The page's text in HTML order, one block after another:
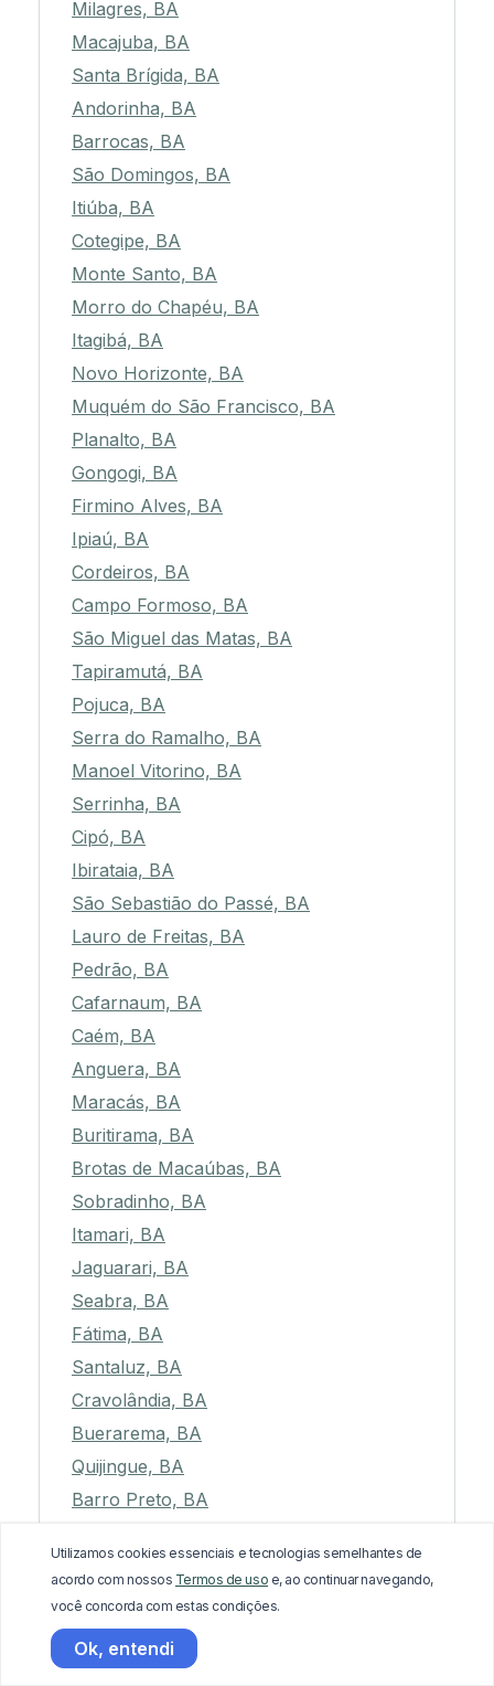
Milagres, BA
Macajuba, BA
Santa Brígida, BA
Andorinha, BA
Barrocas, BA
São Domingos, BA
Itiúba, BA
Cotegipe, BA
Monte Santo, BA
Morro do Chapéu, BA
Itagibá, BA
Novo Horizonte, BA
Muquém do São Francisco, BA
Planalto, BA
Gongogi, BA
Firmino Alves, BA
Ipiaú, BA
Cordeiros, BA
Campo Formoso, BA
São Miguel das Matas, BA
Tapiramutá, BA
Pojuca, BA
Serra do Ramalho, BA
Manoel Vitorino, BA
Serrinha, BA
Cipó, BA
Ibirataia, BA
São Sebastião do Passé, BA
Lauro de Freitas, BA
Pedrão, BA
Cafarnaum, BA
Caém, BA
Anguera, BA
Maracás, BA
Buritirama, BA
Brotas de Macaúbas, BA
Sobradinho, BA
Itamari, BA
Jaguarari, BA
Seabra, BA
Fátima, BA
Santaluz, BA
Cravolândia, BA
Buerarema, BA
Quijingue, BA
Barro Preto, BA
Ipupiara, BA
Canápolis, BA
Camacan, BA
Utilizamos cookies essenciais e tecnologias semelhantes de
acordo com nossos Termos de uso e, ao continuar navegando,
você concorda com estas condições.
Ok, entendi